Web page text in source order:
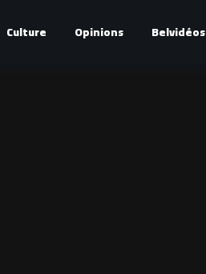
Culture Opinions Belvidéos